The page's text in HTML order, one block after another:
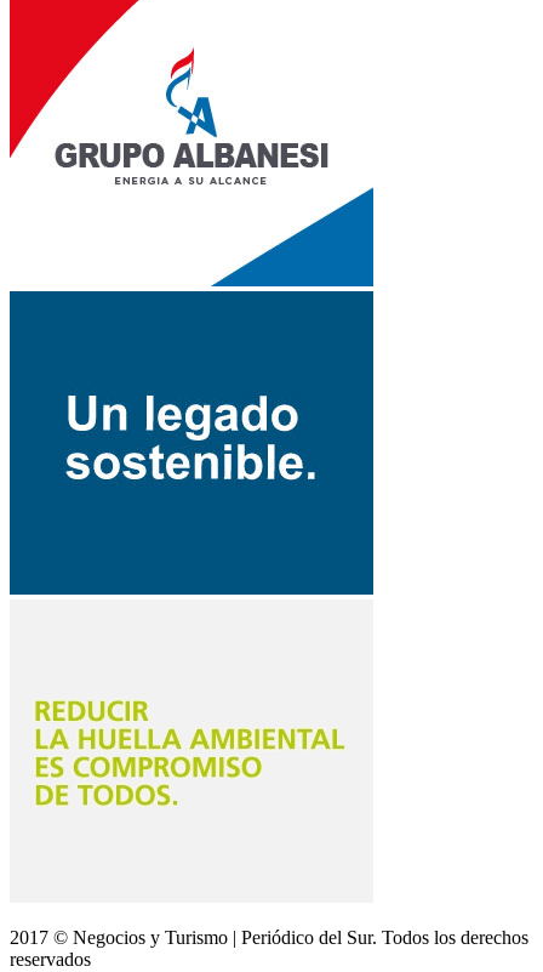
2017 © Negocios y Turismo | Periódico del Sur. Todos los derechos
reservados